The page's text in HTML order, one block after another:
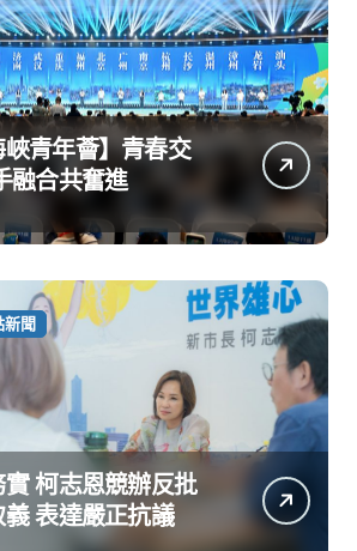
峽青年薈】青春交
融合共奮進
新聞
柯志恩競辦反批
表達嚴正抗議